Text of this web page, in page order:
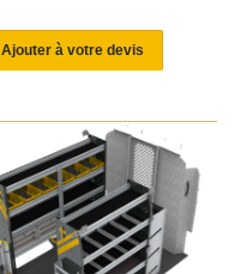
Ajouter à votre devis